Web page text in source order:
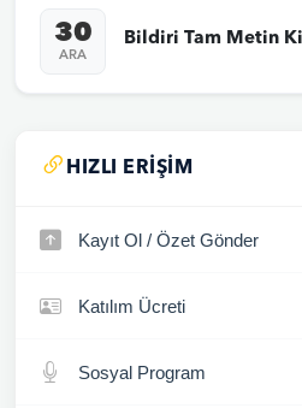
30
ARA
Bildiri Tam Metin
HIZLI ERIŞIM
Kayıt Ol / Özet Gönder
Katılım Ücreti
Sosyal Program